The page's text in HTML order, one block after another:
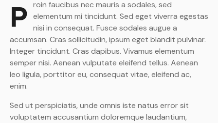
Proin faucibus nec mauris a sodales, sed elementum mi tincidunt. Sed eget viverra egestas
nisi in consequat. Fusce sodales augue a
accumsan. Cras sollicitudin, ipsum eget blandit pulvinar.
Integer tincidunt. Cras dapibus. Vivamus elementum
semper nisi. Aenean vulputate eleifend tellus. Aenean
leo ligula, porttitor eu, consequat vitae, eleifend ac,
enim.
Sed ut perspiciatis, unde omnis iste natus error sit
voluptatem accusantium doloremque laudantium,